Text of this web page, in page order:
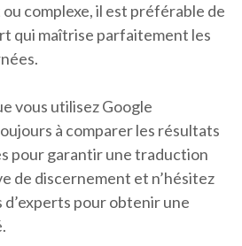
complexe, il est préférable de
qui maîtrise parfaitement les
vous utilisez Google
à comparer les résultats
pour garantir une traduction
de discernement et n’hésitez
d’experts pour obtenir une